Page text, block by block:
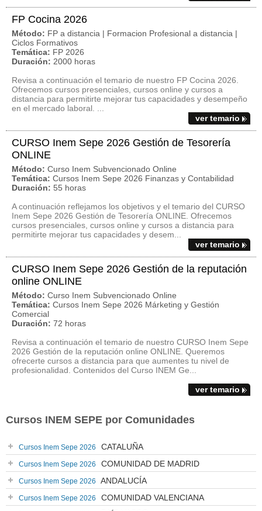
FP Cocina 2026
Método: FP a distancia | Formacion Profesional a distancia |
Ciclos Formativos
Temática: FP 2026
Duración: 2000 horas
Revisa a continuación el temario de nuestro FP Cocina 2026.
Ofrecemos cursos presenciales, cursos online y cursos a
distancia para permitirte mejorar tus capacidades y desempeño
en el mercado laboral. ...
ver temario
CURSO Inem Sepe 2026 Gestión de Tesorería
ONLINE
Método: Curso Inem Subvencionado Online
Temática: Cursos Inem Sepe 2026 Finanzas y Contabilidad
Duración: 55 horas
A continuación reflejamos los objetivos y el temario del CURSO
Inem Sepe 2026 Gestión de Tesorería ONLINE. Ofrecemos
cursos presenciales, cursos online y cursos a distancia para
permitirte mejorar tus capacidades y desem...
ver temario
CURSO Inem Sepe 2026 Gestión de la reputación
online ONLINE
Método: Curso Inem Subvencionado Online
Temática: Cursos Inem Sepe 2026 Márketing y Gestión
Comercial
Duración: 72 horas
Revisa a continuación el temario de nuestro CURSO Inem Sepe
2026 Gestión de la reputación online ONLINE. Queremos
ofrecerte cursos a distancia para que aumentes tu nivel de
profesionalidad. Contenidos del Curso INEM Ge...
ver temario
Cursos INEM SEPE por Comunidades
Cursos Inem Sepe 2026 CATALUÑA
Cursos Inem Sepe 2026 COMUNIDAD DE MADRID
Cursos Inem Sepe 2026 ANDALUCÍA
Cursos Inem Sepe 2026 COMUNIDAD VALENCIANA